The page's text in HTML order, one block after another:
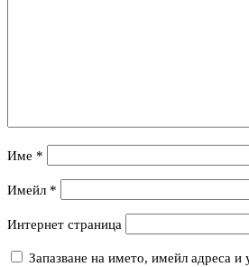
Име *
Имейл *
Интернет страница
Запазване на името, имейл адреса и